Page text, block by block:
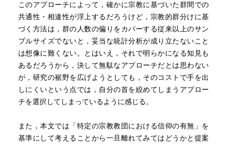
このアプローチによって，確かに宗教に基づいた群間での
共通性・相違性が浮上するだろうけど，宗教的群分けに基
づく方法は，群の人数の偏りをカバーする従来以上のサン
プルサイズでないと，妥当な統計分析が成り立たないこと
は想像に難くない。とはいえ，それで明らかになる知見も
あるだろうから，決して無駄なアプローチだとは思わない
が，研究の裾野を広げようとしても，そのコストで手を出
しにくいという点では，自分の首を絞めてしまうアプロー
チを選択してしまっているように感じる。
また，本文では「特定の宗教教団における信仰の有無」を
基準にして考えることから一旦離れてみてはどうかと提案